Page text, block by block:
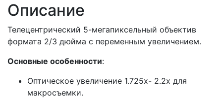
Описание
Телецентрический 5-мегапиксельный объектив
формата 2/3 дюйма с переменным увеличением.
Основные особенности:
Оптическое увеличение 1.725x- 2.2x для
макросъемки.